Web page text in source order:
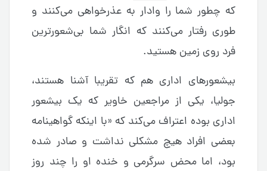
که چطور شما را وادار به عذرخواهی می‌کنند و
طوری رفتار می‌کنند که انگار شما بی‌شعورترین
فرد روی زمین هستید.
بیشعورهای اداری هم که تقریبا آشنا هستند،
جولیا، یکی از مراجعین خاویر که یک بیشعور
اداری بوده اعتراف می‌کند که «با اینکه گواهینامه
بعضی افراد هیچ مشکلی نداشت و صادر شده
بود، اما محض سرگرمی و خنده او را چند روز